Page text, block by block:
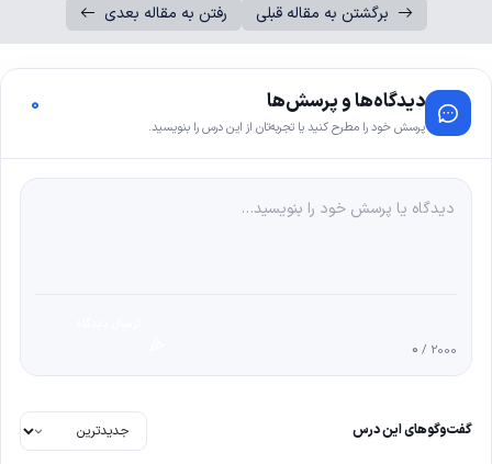
برگشتن به مقاله قبلی رفتن به مقاله بعدی
دیدگاه‌ها و پرسش‌ها
پرسش خود را مطرح کنید یا تجربه‌تان از این درس را بنویسید.
0
0 / 2000
گفت‌وگوهای این درس